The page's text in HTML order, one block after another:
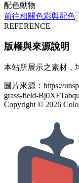
配色動物
前往相關色彩與配色
REFERENCE
版權與來源說明
本站所展示之素材，
圖片來源： https://
grass-field-
Copyright © 2026